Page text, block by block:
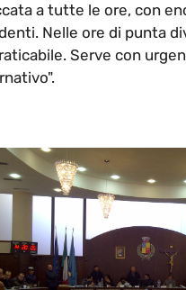
a tutte le ore, con
Nelle ore di punta
Serve con